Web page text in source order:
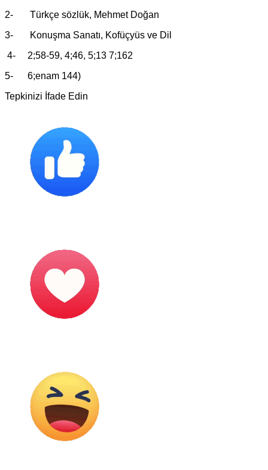
2- Türkçe sözlük, Mehmet Doğan
3- Konuşma Sanatı, Kofüçyüs ve Dil
4- 2;58-59, 4;46, 5;13 7;162
5- 6;enam 144)
Tepkinizi İfade Edin